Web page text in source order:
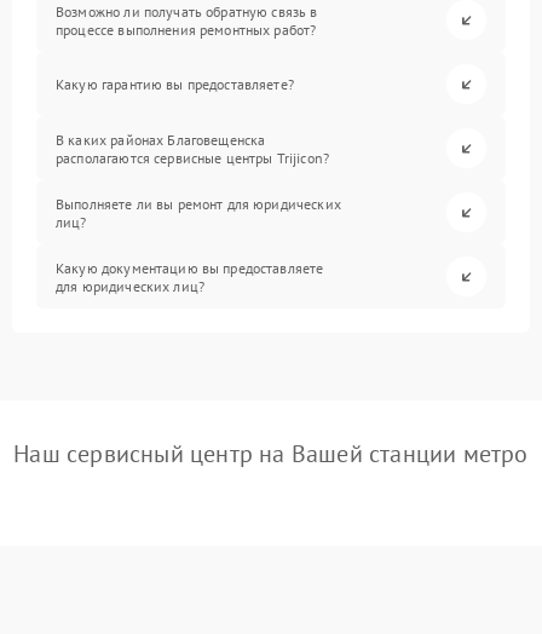
Возможно ли получать обратную связь в
процессе выполнения ремонтных работ?
Какую гарантию вы предоставляете?
В каких районах Благовещенска
располагаются сервисные центры Trijicon?
Выполняете ли вы ремонт для юридических
лиц?
Какую документацию вы предоставляете
для юридических лиц?
Наш сервисный центр на Вашей станции метро